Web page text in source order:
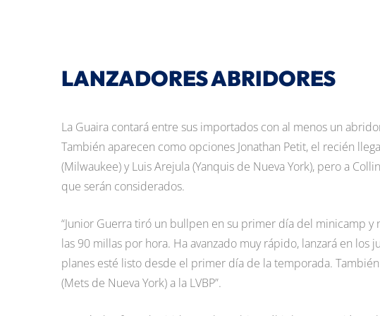
LANZADORES ABRIDORES
La Guaira contará entre sus importados con al menos un
También aparecen como opciones Jonathan Petit, el recién
(Milwaukee) y Luis Arejula (Yanquis de Nueva York), pero a
que serán considerados.
“Junior Guerra tiró un bullpen en su primer día del minicamp
las 90 millas por hora. Ha avanzado muy rápido, lanzará en
planes esté listo desde el primer día de la temporada.
(Mets de Nueva York) a la LVBP”.